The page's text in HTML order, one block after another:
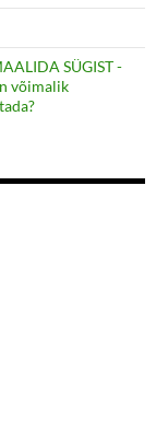
SÜGIST -
võimalik